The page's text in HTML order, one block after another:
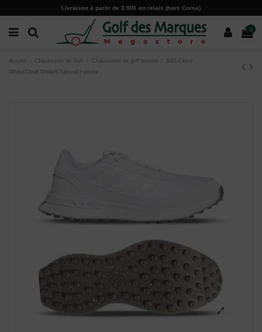
Livraison à partir de 3.90€ en relais (hors Corse)
0
Accueil Chaussures de Golf Chaussures de golf femme
S2G Cloud
White/Cloud White/Charcoal Femme
Paramètres des cookies